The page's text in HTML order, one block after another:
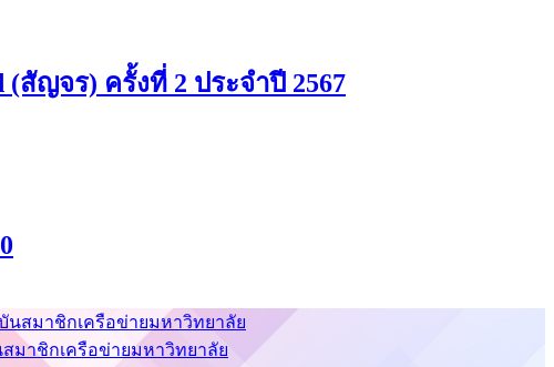
สัญจร) ครั้งที่ 2 ประจำปี 2567
มาชิกเครือข่ายมหาวิทยาลัย